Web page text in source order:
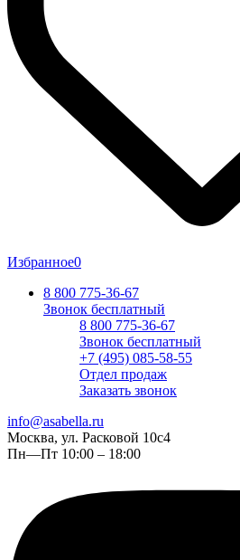
Избранное0
8 800 775-36-67
Звонок бесплатный
8 800 775-36-67
Звонок бесплатный
+7 (495) 085-58-55
Отдел продаж
Заказать звонок
info@asabella.ru
Москва, ул. Расковой 10с4
Пн—Пт 10:00 – 18:00